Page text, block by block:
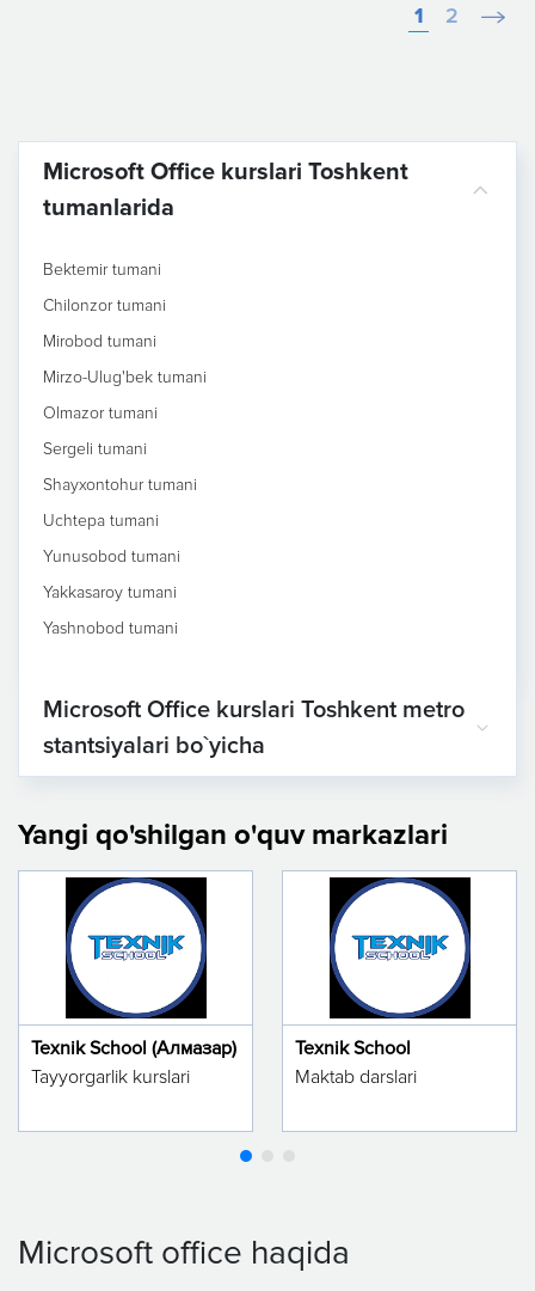
1 2
Microsoft Office kurslari Toshkent
tumanlarida
Bektemir tumani
Chilonzor tumani
Mirobod tumani
Mirzo-Ulug'bek tumani
Olmazor tumani
Sergeli tumani
Shayxontohur tumani
Uchtepa tumani
Yunusobod tumani
Yakkasaroy tumani
Yashnobod tumani
Microsoft Office kurslari Toshkent metro
stantsiyalari bo`yicha
Yangi qo'shilgan o'quv markazlari
Texnik School (Алмазар)
Tayyorgarlik kurslari
Texnik School
Maktab darslari
Microsoft office haqida